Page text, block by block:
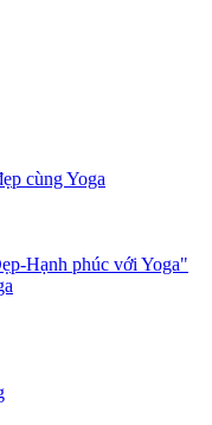
cùng Yoga
Hạnh phúc với Yoga"